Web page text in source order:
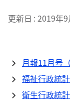
更新日 2019年9
月報11月号（
福祉行政統
衛生行政統